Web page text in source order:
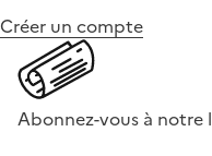
Créer un compte
Abonnez-vous à